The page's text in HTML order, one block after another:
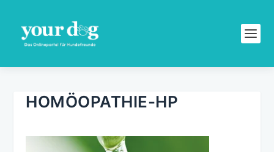
HOMÖOPATHIE-HP